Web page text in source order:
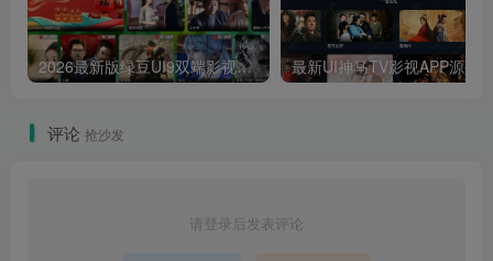
2026最新版绿豆UI9双端影视APP源码
评论 抢沙发
请登录后发表评论